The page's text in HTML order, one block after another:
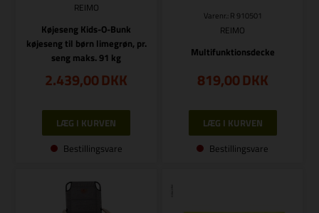
REIMO
Køjeseng Kids-O-Bunk
køjeseng til børn limegrøn, pr.
seng maks. 91 kg
2.439,00DKK
Bestillingsvare
Varenr.: R 910501
REIMO
Multifunktionsdecke
819,00DKK
Bestillingsvare